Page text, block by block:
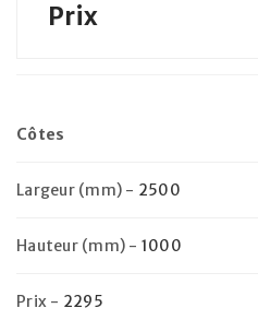
Prix
Côtes
Largeur (mm) - 2500
Hauteur (mm) - 1000
Prix - 2295